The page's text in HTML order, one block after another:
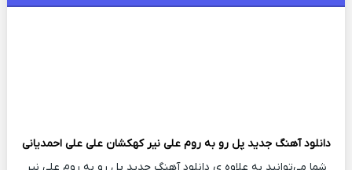
دانلود آهنگ جدید پل رو به روم علی نیر کهکشان علیعلی احمدیانی
شما می‌توانید به علاوه ی دانلود آهنگ جدید پل رو به روم علی نیر